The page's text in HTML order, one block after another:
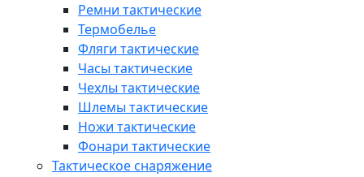
Ремни тактические
Термобелье
Фляги тактические
Часы тактические
Чехлы тактические
Шлемы тактические
Ножи тактические
Фонари тактические
Тактическое снаряжение